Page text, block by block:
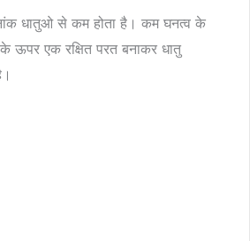
धातुओ से कम होता है। कम घनत्व के
ऊपर एक रक्षित परत बनाकर धातु